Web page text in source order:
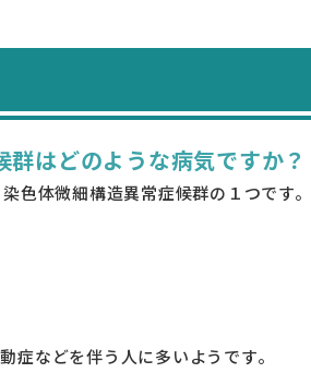
はどのような病気ですか？
色体微細構造異常症候群の１つです。
などを伴う人に多いようです。